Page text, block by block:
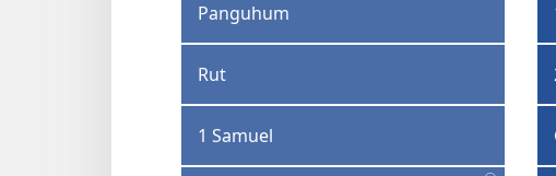
Panguhum
Rut
1 Samuel